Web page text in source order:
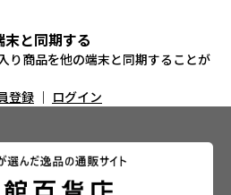
と同期する
り商品を他の端末と同期することが
登録 ｜ ログイン